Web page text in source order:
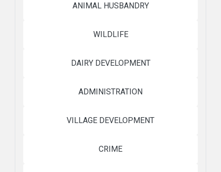
ANIMAL HUSBANDRY
WILDLIFE
DAIRY DEVELOPMENT
ADMINISTRATION
VILLAGE DEVELOPMENT
CRIME